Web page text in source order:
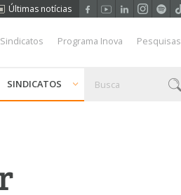
Últimas notícias
Programa Inova Pesquisas
SINDICATOS